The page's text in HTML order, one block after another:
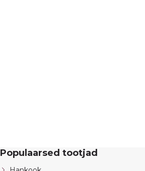
Populaarsed tootjad